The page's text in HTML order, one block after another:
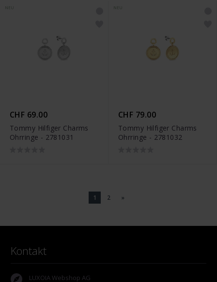
CHF 69.00
Tommy Hilfiger Charms
Ohrringe - 2781031
CHF 79.00
Tommy Hilfiger Charms
Ohrringe - 2781032
1 2 »
Kontakt
LUXOIA Webshop AG